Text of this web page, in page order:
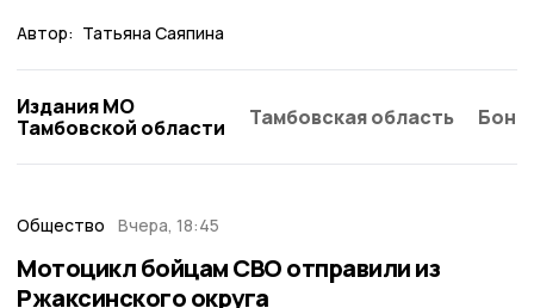
Автор: Татьяна Саяпина
Издания МО
Тамбовской области
Тамбовская область
Общество Вчера, 18:45
Мотоцикл бойцам СВО отправили из
Ржаксинского округа